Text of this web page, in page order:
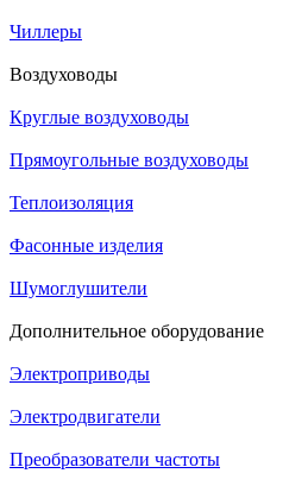
Чиллеры
Воздуховоды
Круглые воздуховоды
Прямоугольные воздуховоды
Теплоизоляция
Фасонные изделия
Шумоглушители
Дополнительное оборудование
Электроприводы
Электродвигатели
Преобразователи частоты